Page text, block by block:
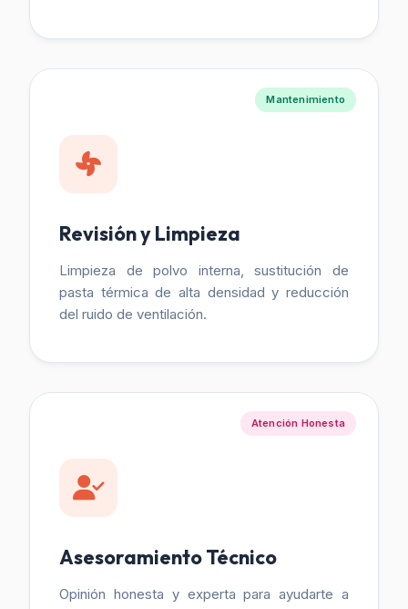
Mantenimiento
Revisión y Limpieza
Limpieza de polvo interna, sustitución de
pasta térmica de alta densidad y reducción
del ruido de ventilación.
Atención Honesta
Asesoramiento Técnico
Opinión honesta y experta para ayudarte a